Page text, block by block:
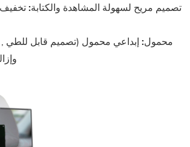
تصميم مريح لسهولة المشاهدة والكتابة:تخفيف
محمول:إبداعي محمول (تصميم قابل للطي ,